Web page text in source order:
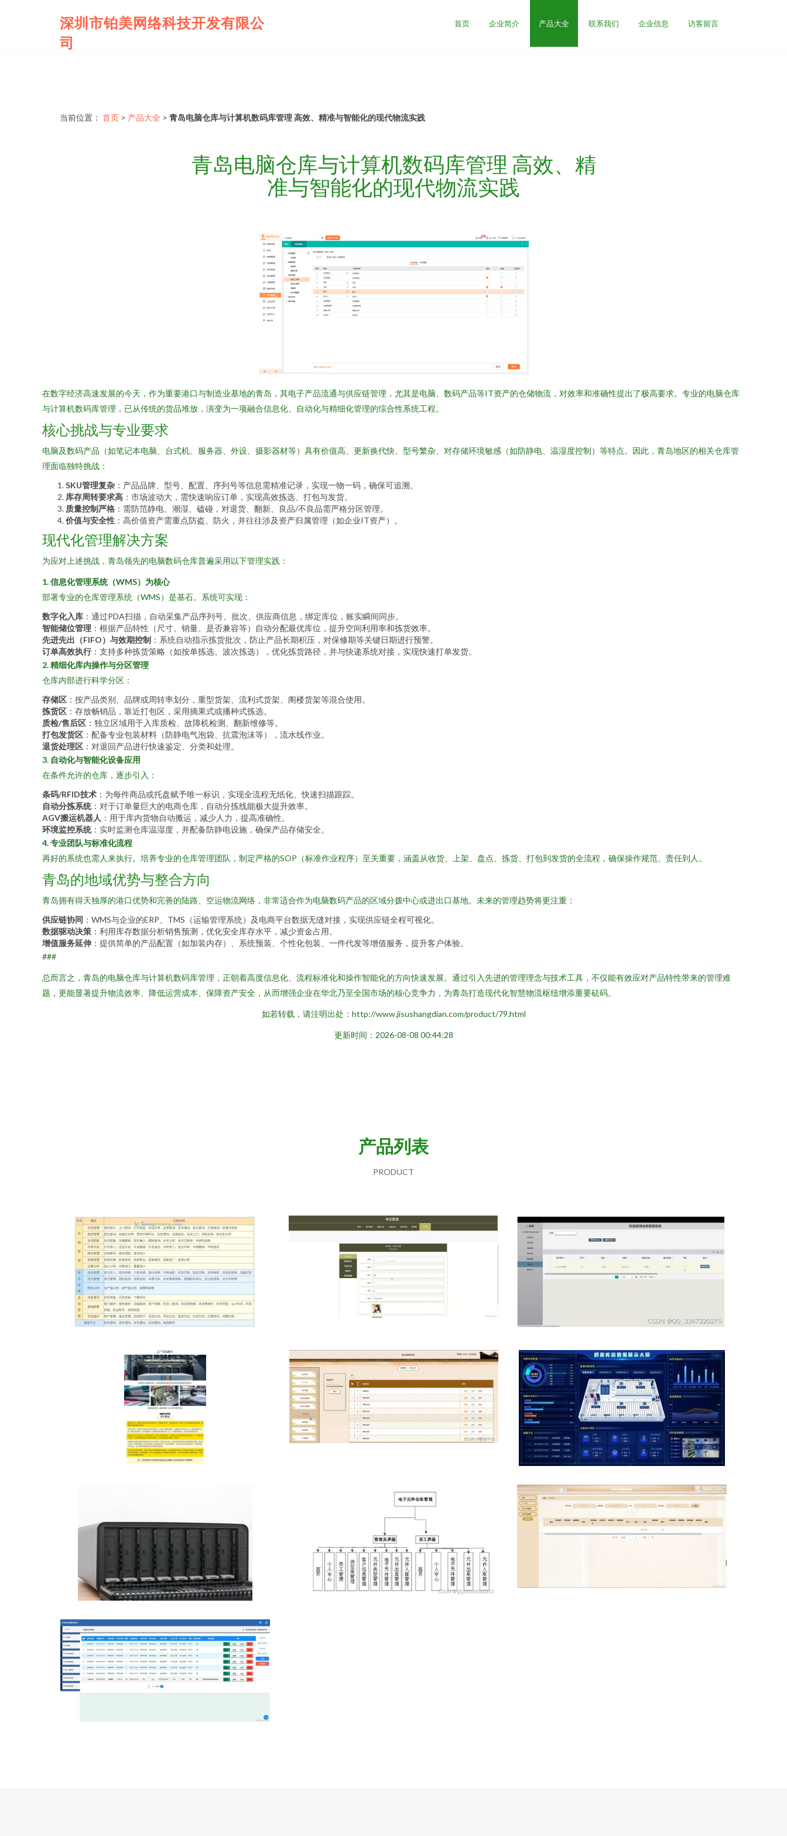
深圳市铂美网络科技开发有限公
司
首页 企业简介 产品大全 联系我们 企业信息 访客留言
当前位置： 首页 > 产品大全 > 青岛电脑仓库与计算机数码库管理 高效、精准与智能化的现代物流实践
青岛电脑仓库与计算机数码库管理 高效、精
准与智能化的现代物流实践
在数字经济高速发展的今天，作为重要港口与制造业基地的青岛，其电子产品流通与供应链管理，尤其是电脑、数码产品等IT资产的仓储物流，对效率和准确性提出了极高要求。专业的电脑仓库
与计算机数码库管理，已从传统的货品堆放，演变为一项融合信息化、自动化与精细化管理的综合性系统工程。
核心挑战与专业要求
电脑及数码产品（如笔记本电脑、台式机、服务器、外设、摄影器材等）具有价值高、更新换代快、型号繁杂、对存储环境敏感（如防静电、温湿度控制）等特点。因此，青岛地区的相关仓库管
理面临独特挑战：
SKU管理复杂 ：产品品牌、型号、配置、序列号等信息需精准记录，实现一物一码，确保可追溯。
库存周转要求高 ：市场波动大，需快速响应订单，实现高效拣选、打包与发货。
质量控制严格 ：需防范静电、潮湿、磕碰，对退货、翻新、良品/不良品需严格分区管理。
价值与安全性 ：高价值资产需重点防盗、防火，并往往涉及资产归属管理（如企业IT资产）。
现代化管理解决方案
为应对上述挑战，青岛领先的电脑数码仓库普遍采用以下管理实践：
1. 信息化管理系统（WMS）为核心
部署专业的仓库管理系统（WMS）是基石。系统可实现：
数字化入库 ：通过PDA扫描，自动采集产品序列号、批次、供应商信息，绑定库位，账实瞬间同步。
智能储位管理 ：根据产品特性（尺寸、销量、是否兼容等）自动分配最优库位，提升空间利用率和拣货效率。
先进先出（FIFO）与效期控制 ：系统自动指示拣货批次，防止产品长期积压，对保修期等关键日期进行预警。
订单高效执行 ：支持多种拣货策略（如按单拣选、波次拣选），优化拣货路径，并与快递系统对接，实现快速打单发货。
2. 精细化库内操作与分区管理
仓库内部进行科学分区：
存储区 ：按产品类别、品牌或周转率划分，重型货架、流利式货架、阁楼货架等混合使用。
拣货区 ：存放畅销品，靠近打包区，采用摘果式或播种式拣选。
质检/售后区 ：独立区域用于入库质检、故障机检测、翻新维修等。
打包发货区 ：配备专业包装材料（防静电气泡袋、抗震泡沫等），流水线作业。
退货处理区 ：对退回产品进行快速鉴定、分类和处理。
3. 自动化与智能化设备应用
在条件允许的仓库，逐步引入：
条码/RFID技术 ：为每件商品或托盘赋予唯一标识，实现全流程无纸化、快速扫描跟踪。
自动分拣系统：对于订单量巨大的电商仓库，自动分拣线能极大提升效率。
AGV搬运机器人 ：用于库内货物自动搬运，减少人力，提高准确性。
环境监控系统：实时监测仓库温湿度，并配备防静电设施，确保产品存储安全。
4. 专业团队与标准化流程
再好的系统也需人来执行。培养专业的仓库管理团队，制定严格的SOP（标准作业程序）至关重要，涵盖从收货、上架、盘点、拣货、打包到发货的全流程，确保操作规范、责任到人。
青岛的地域优势与整合方向
青岛拥有得天独厚的港口优势和完善的陆路、空运物流网络，非常适合作为电脑数码产品的区域分拨中心或进出口基地。未来的管理趋势将更注重：
供应链协同 ：WMS与企业的ERP、TMS（运输管理系统）及电商平台数据无缝对接，实现供应链全程可视化。
数据驱动决策 ：利用库存数据分析销售预测，优化安全库存水平，减少资金占用。
增值服务延伸 ：提供简单的产品配置（如加装内存）、系统预装、个性化包装、一件代发等增值服务，提升客户体验。
###
总而言之，青岛的电脑仓库与计算机数码库管理，正朝着高度信息化、流程标准化和操作智能化的方向快速发展。通过引入先进的管理理念与技术工具，不仅能有效应对产品特性带来的管理难
题，更能显著提升物流效率、降低运营成本、保障资产安全，从而增强企业在华北乃至全国市场的核心竞争力，为青岛打造现代化智慧物流枢纽增添重要砝码。
如若转载，请注明出处：http://www.jisushangdian.com/product/79.html
更新时间：2026-08-08 00:44:28
产品列表
PRODUCT